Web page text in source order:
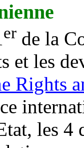
er de la
et les
Rights
les 4